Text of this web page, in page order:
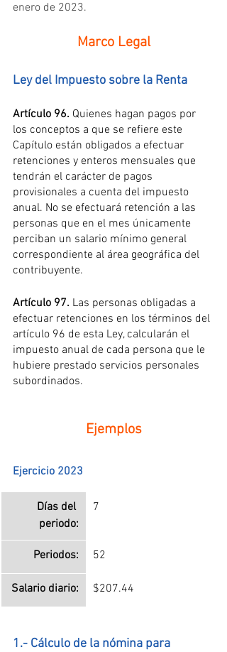
enero de 2023.
Marco Legal
Ley del Impuesto sobre la Renta
Artículo 96. Quienes hagan pagos por
los conceptos a que se refiere este
Capítulo están obligados a efectuar
retenciones y enteros mensuales que
tendrán el carácter de pagos
provisionales a cuenta del impuesto
anual. No se efectuará retención a las
personas que en el mes únicamente
perciban un salario mínimo general
correspondiente al área geográfica del
contribuyente.
Artículo 97. Las personas obligadas a
efectuar retenciones en los términos del
artículo 96 de esta Ley, calcularán el
impuesto anual de cada persona que le
hubiere prestado servicios personales
subordinados.
Ejemplos
Ejercicio 2023
Días del
periodo:
7
Periodos: 52
Salario diario: $207.44
1.- Cálculo de la nómina para